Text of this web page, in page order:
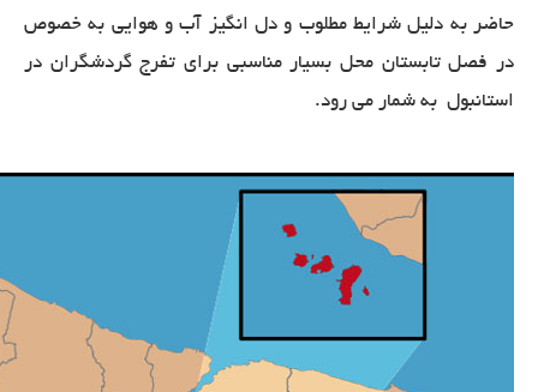
حاضر به دلیل شرایط مطلوب و دل انگیز آب و هوایی به خصوص
در فصل تابستان محل بسیار مناسبی برای تفرج گردشگران در
استانبول به شمار می رود.